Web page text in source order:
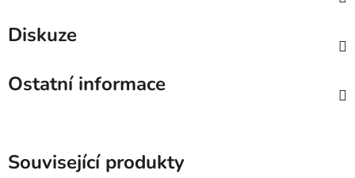
Diskuze
Ostatní informace
Související produkty